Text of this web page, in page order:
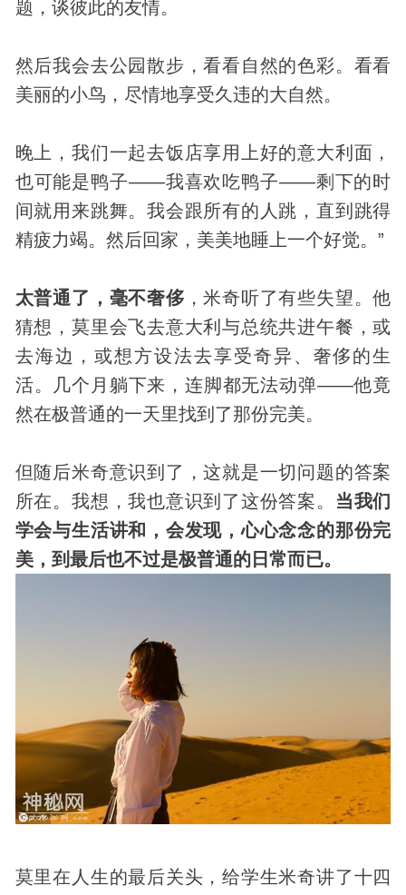
题，谈彼此的友情。
然后我会去公园散步，看看自然的色彩。看看
美丽的小鸟，尽情地享受久违的大自然。
晚上，我们一起去饭店享用上好的意大利面，
也可能是鸭子——我喜欢吃鸭子——剩下的时
间就用来跳舞。我会跟所有的人跳，直到跳得
精疲力竭。然后回家，美美地睡上一个好觉。”
太普通了，毫不奢侈 ，米奇听了有些失望。他
猜想，莫里会飞去意大利与总统共进午餐，或
去海边，或想方设法去享受奇异、奢侈的生
活。几个月躺下来，连脚都无法动弹——他竟
然在极普通的一天里找到了那份完美。
但随后米奇意识到了，这就是一切问题的答案
所在。我想，我也意识到了这份答案。
当我们
学会与生活讲和，会发现 ，心心念念的那份完
美，到最后也不过是极普通的日常而已。
莫里在人生的最后关头，给学生米奇讲了十四